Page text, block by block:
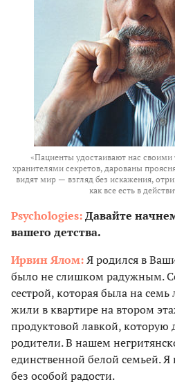
«Пациенты удостаивают нас своими
хранителями секретов, дарованы
видят мир — взгляд без искажения,
как все есть в
Psychologies:Давайте
вашего детства.
Ирвин Ялом:Я родился в
было не слишком радужным.
сестрой, которая была на
жили в квартире на втором
продуктовой лавкой,
родители. В нашем
единственной белой семьей.
без особой радости.